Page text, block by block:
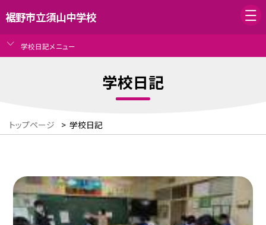
裾野市立須山中学校
学校日記メニュー
学校日記
トップページ > 学校日記